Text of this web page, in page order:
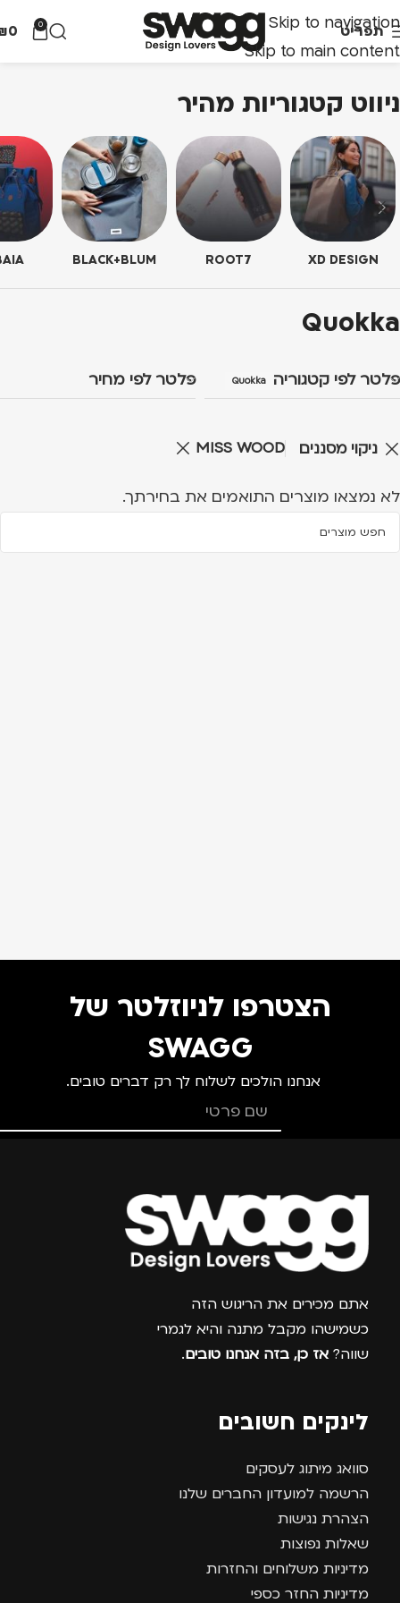
Skip to navigation
Skip to main content
תפריט 0
0
ניווט קטגוריות מהיר
XD DESIGN
ROOT7
BLACK+BLUM
Quokka
פלטר לפי קטגוריה Quokka פלטר לפי מחיר
ניקוי מסננים MISS WOOD
לא נמצאו מוצרים התואמים את בחירתך.
הצטרפו לניוזלטר של
SWAGG
אנחנו הולכים לשלוח לך רק דברים טובים.
צרפו אותי למועדון
אתם מכירים את הריגוש הזה
כשמישהו מקבל מתנה והיא לגמרי
שווה? אז כן, בזה אנחנו טובים.
לינקים חשובים
סוואג מיתוג לעסקים
הרשמה למועדון החברים שלנו
הצהרת נגישות
שאלות נפוצות
מדיניות משלוחים והחזרות
מדיניות החזר כספי